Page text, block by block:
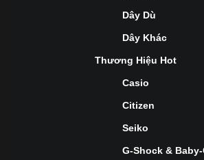
Dây Dù
Dây Khác
Thương Hiệu Hot
Casio
Citizen
Seiko
G-Shock & Baby-